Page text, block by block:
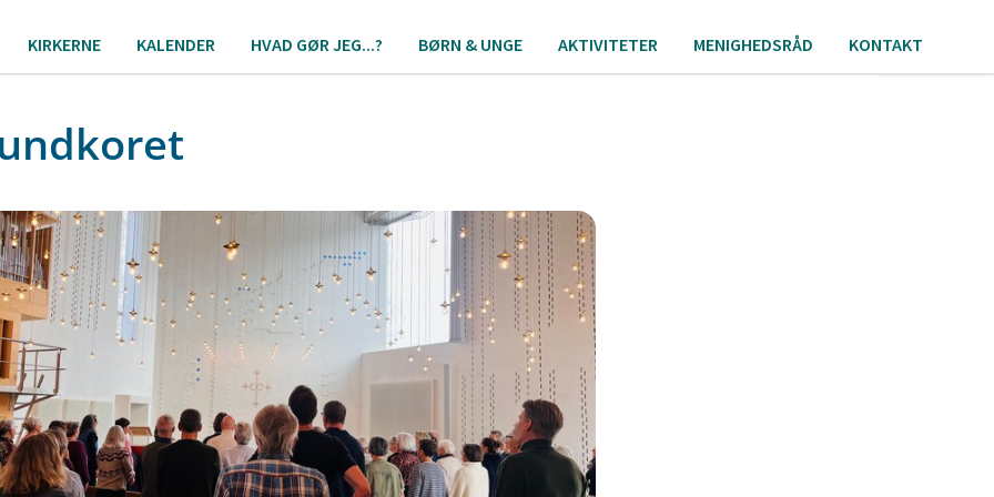
KIRKERNE KALENDER HVAD GØR JEG...? BØRN & UNGE AKTIVITETER MENIGHEDSRÅD KONTAKT